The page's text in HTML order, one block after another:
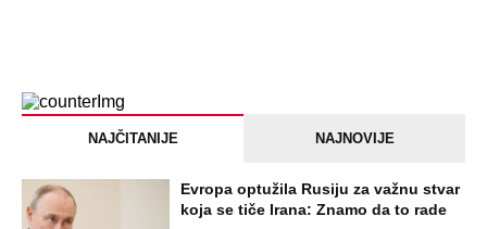
NAJČITANIJE NAJNOVIJE
Evropa optužila Rusiju za važnu stvar
koja se tiče Irana: Znamo da to rade